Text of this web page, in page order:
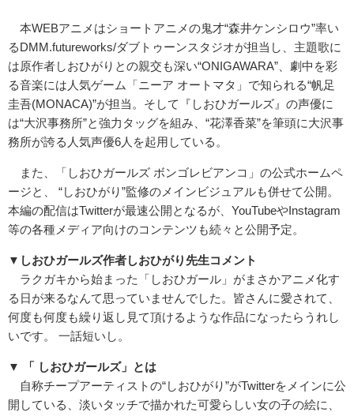
本WEBアニメはショートアニメの鬼才“森井ケンシロウ”率い
るDMM.futureworks/ダブトゥーンスタジオが担当し、主題歌に
は原作者しおひがりとの親交も深い“ONIGAWARA”、劇中を彩
る音楽には人気ゲーム「ニーア オートマタ」で知られる“帆足
圭吾(MONACA)”が担当。そして『しおひガールズ』の声優に
は“大沢事務所”と強力タッグを組み、“花澤香菜”を筆頭に大沢事
務所が誇る人気声優6人を起用している。
また、「しおひガールズ ボンゴレビアンコ」の公式ホームペ
ージと、 “しおひがり”監修のメインビジュアルも併せて公開。
本編の配信はTwitterが最速公開となるが、YouTubeやInstagram
等の各種メディア向けのコンテンツも続々と公開予定。
▼しおひガールズ作者しおひがり先生コメント
ラクガキから始まった「しおひガール」がまさかアニメ化す
る日が来るなんて思っていませんでした。皆さんに愛されて、
何度も何度も繰り返し見て頂けるような作品になったらうれし
いです。 一話短いし。
▼ 「 しおひガールズ」とは
自称チープアーティストの“しおひがり”がTwitterをメインに公
開している、淡いタッチで描かれた可愛らしい女の子の絵に、